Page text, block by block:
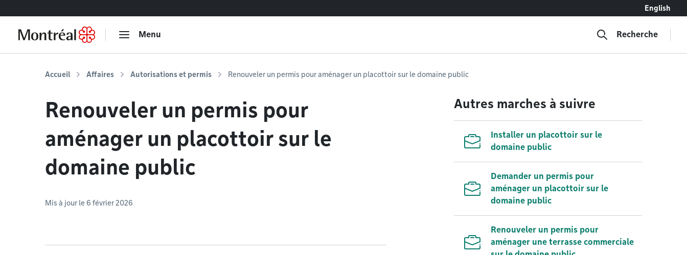
English
Menu Recherche
Accueil Affaires Autorisations et permis Renouveler un permis pour aménager un placottoir sur le domaine public
Renouveler un permis pour
aménager un placottoir sur le
domaine public
Mis à jour le 6 février 2026
Autres marches à suivre
Installer un placottoir sur le
domaine public
Demander un permis pour
aménager un placottoir sur le
domaine public
Renouveler un permis pour
aménager une terrasse commerciale